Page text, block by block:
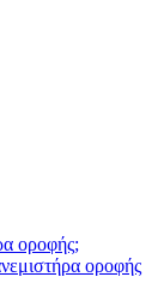
οροφής;
οροφής